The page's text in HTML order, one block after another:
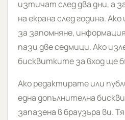
изтичат след два дни, а
на екрана след година.
за запомняне,
пази две седмици. Ако
бисквитките за вход ще
Ако редактирате или
една допълнителна
запазена в браузъра ви.